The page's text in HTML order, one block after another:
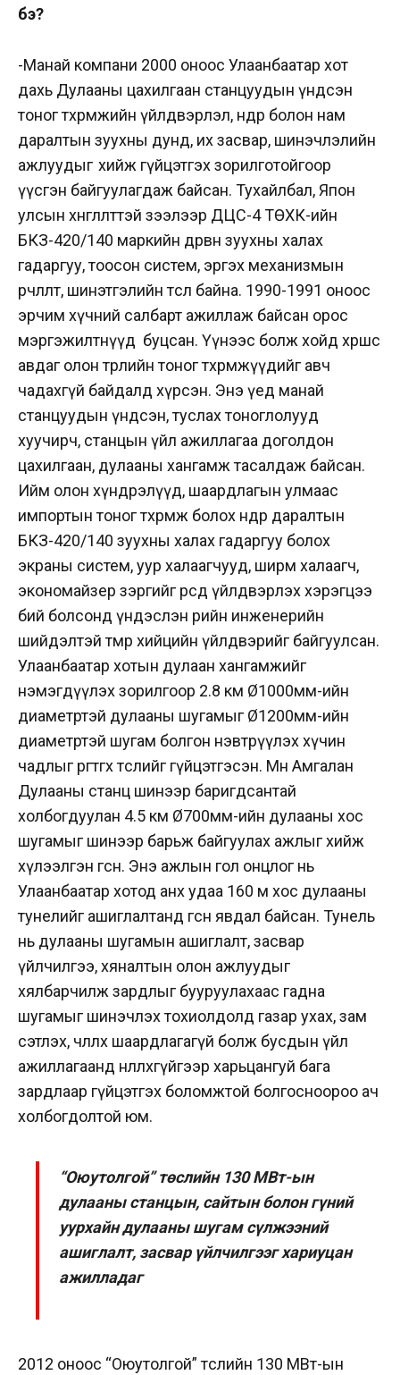
бэ?
-Манай компани 2000 оноос Улаанбаатар хот
дахь Дулааны цахилгаан станцуудын үндсэн
тоног төхөөрөмжийн үйлдвэрлэл, өндөр болон нам
даралтын зуухны дунд, их засвар, шинэчлэлийн
ажлуудыг хийж гүйцэтгэх зорилготойгоор
үүсгэн байгуулагдаж байсан. Тухайлбал, Япон
улсын хөнгөлөлттэй зээлээр ДЦС-4 ТӨХК-ийн
БКЗ-420/140 маркийн дөрвөн зуухны халах
гадаргуу, тоосон систем, эргэх механизмын
өөрчлөлт, шинэтгэлийн төсөл байна. 1990-1991 оноос
эрчим хүчний салбарт ажиллаж байсан орос
мэргэжилтнүүд буцсан. Үүнээс болж хойд хөршөөс
авдаг олон төрлийн тоног төхөөрөмжүүдийг авч
чадахгүй байдалд хүрсэн. Энэ үед манай
станцуудын үндсэн, туслах тоноглолууд
хуучирч, станцын үйл ажиллагаа доголдон
цахилгаан, дулааны хангамж тасалдаж байсан.
Ийм олон хүндрэлүүд, шаардлагын улмаас
импортын тоног төхөөрөмж болох өндөр даралтын
БКЗ-420/140 зуухны халах гадаргуу болох
экраны систем, уур халаагчууд, ширм халаагч,
экономайзер зэргийг өөрсдөө үйлдвэрлэх хэрэгцээ
бий болсонд үндэслэн өөрийн инженерийн
шийдэлтэй төмөр хийцийн үйлдвэрийг байгуулсан.
Улаанбаатар хотын дулаан хангамжийг
нэмэгдүүлэх зорилгоор 2.8 км Ø1000мм-ийн
диаметртэй дулааны шугамыг Ø1200мм-ийн
диаметртэй шугам болгон нэвтрүүлэх хүчин
чадлыг өргөтгөх төслийг гүйцэтгэсэн. Мөн Амгалан
Дулааны станц шинээр баригдсантай
холбогдуулан 4.5 км Ø700мм-ийн дулааны хос
шугамыг шинээр барьж байгуулах ажлыг хийж
хүлээлгэн өгсөн. Энэ ажлын гол онцлог нь
Улаанбаатар хотод анх удаа 160 м хос дулааны
тунелийг ашиглалтанд өгсөн явдал байсан. Тунель
нь дулааны шугамын ашиглалт, засвар
үйлчилгээ, хяналтын олон ажлуудыг
хялбарчилж зардлыг бууруулахаас гадна
шугамыг шинэчлэх тохиолдолд газар ухах, зам
сэтлэх, чөлөөлөх шаардлагагүй болж бусдын үйл
ажиллагаанд нөлөөлөхгүйгээр харьцангуй бага
зардлаар гүйцэтгэх боломжтой болгосноороо ач
холбогдолтой юм.
“Оюутолгой” төслийн 130 МВт-ын
дулааны станцын, сайтын болон гүний
уурхайн дулааны шугам сүлжээний
ашиглалт, засвар үйлчилгээг хариуцан
ажилладаг
2012 оноос “Оюутолгой” төслийн 130 МВт-ын